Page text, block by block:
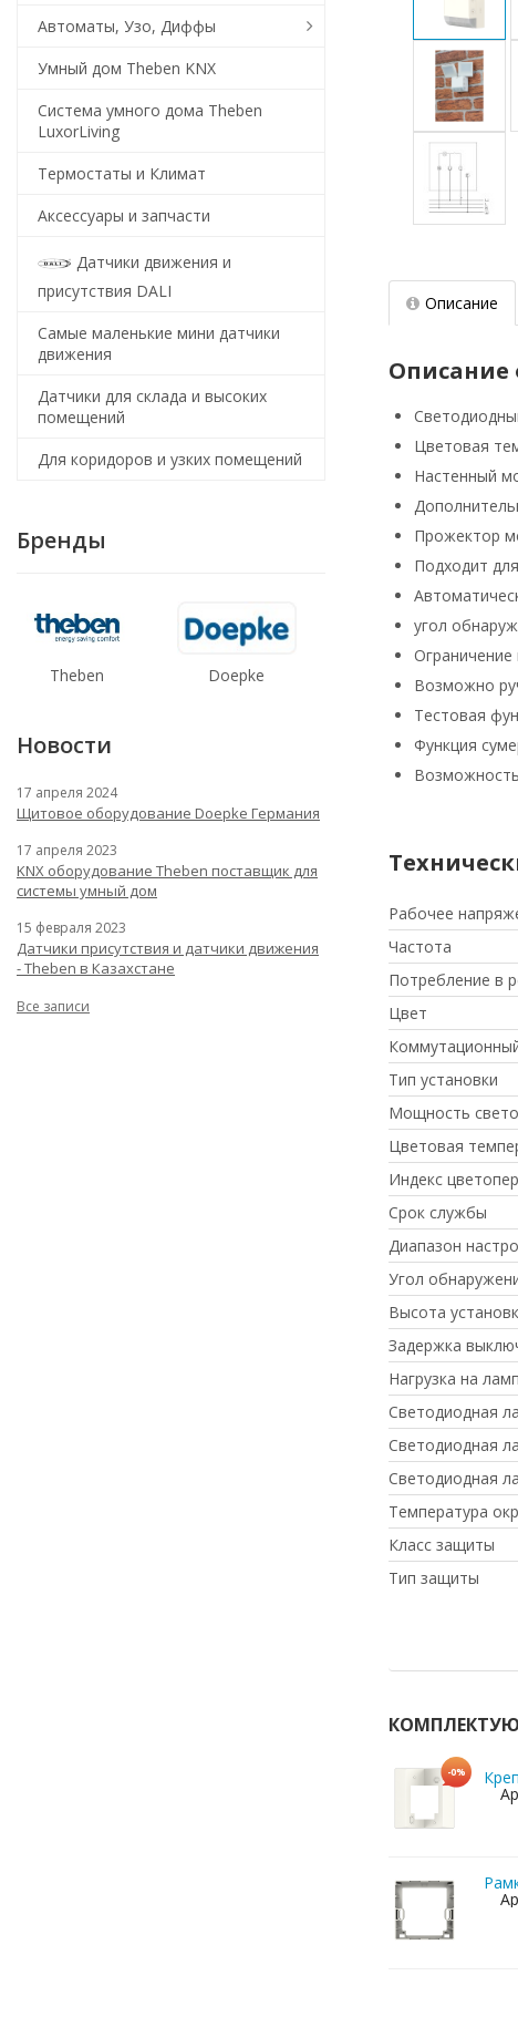
Описание
Описание
Цветовая
Настенный
Прожектор
Подходит
угол
Возможно
Тестовая
Функция
Рабочее
Частота
Потребление в
Цвет
Тип установки
Мощность
Цветовая
Индекс
Срок службы
Диапазон
Угол
Высота
Задержка
Нагрузка на
Светодиодная
Светодиодная
Светодиодная
Температура
Класс защиты
Тип защиты
-0%
Автоматы, Узо, Диффы
Умный дом Theben KNX
Система умного дома Theben
LuxorLiving
Термостаты и Климат
Аксессуары и запчасти
Датчики движения и
присутствия DALI
Самые маленькие мини датчики
движения
Датчики для склада и высоких
помещений
Для коридоров и узких помещений
Бренды
Theben Doepke
Новости
17 апреля 2024
Щитовое оборудование Doepke Германия
17 апреля 2023
KNX оборудование Theben поставщик для
системы умный дом
15 февраля 2023
Датчики присутствия и датчики движения
- Theben в Казахстане
Все записи